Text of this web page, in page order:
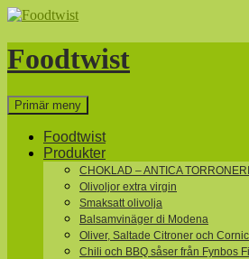
Hoppa
innehåll
Foodtwist
Sök
Primär meny
Foodtwist
Produkter
CHOKLAD – ANTICA
Olivoljor extra virgin
Smaksatt olivolja
Balsamvinäger di Modena
Oliver, Saltade Citroner och
Chili och BBQ såser från Fynbos